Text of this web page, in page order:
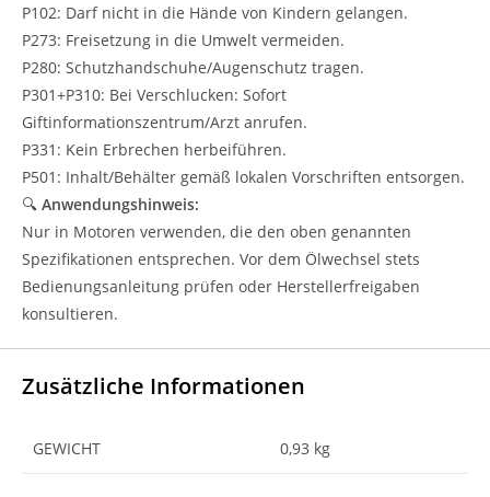
P102: Darf nicht in die Hände von Kindern gelangen.
P273: Freisetzung in die Umwelt vermeiden.
P280: Schutzhandschuhe/Augenschutz tragen.
P301+P310: Bei Verschlucken: Sofort
Giftinformationszentrum/Arzt anrufen.
P331: Kein Erbrechen herbeiführen.
P501: Inhalt/Behälter gemäß lokalen Vorschriften entsorgen.
🔍 Anwendungshinweis:
Nur in Motoren verwenden, die den oben genannten
Spezifikationen entsprechen. Vor dem Ölwechsel stets
Bedienungsanleitung prüfen oder Herstellerfreigaben
konsultieren.
Zusätzliche Informationen
GEWICHT 0,93 kg